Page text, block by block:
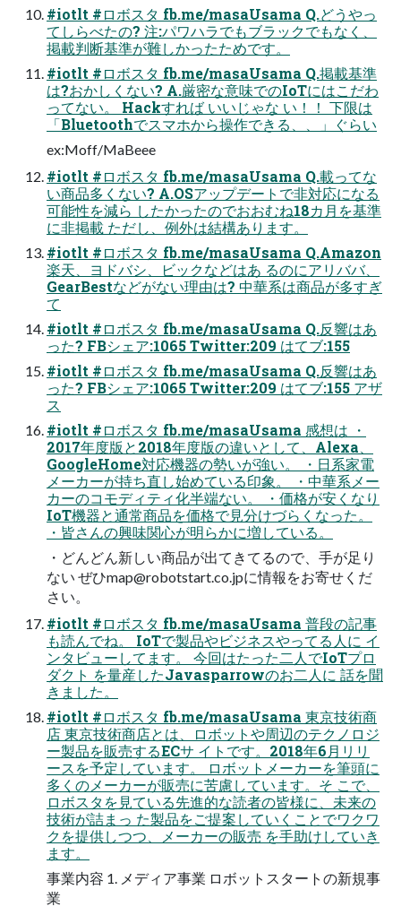
#iotlt #ロボスタ fb.me/masaUsama Q.どうやっ
てしらべたの? 注:パワハラでもブラックでもなく、
掲載判断基準が難しかったためです。
#iotlt #ロボスタ fb.me/masaUsama Q.掲載基準
は?おかしくない? A.厳密な意味でのIoTにはこだわ
ってない。 Hackすれば いいじゃな い！！ 下限は
「Bluetoothでスマホから操作できる、、」ぐらい
ex:Moff/MaBeee
#iotlt #ロボスタ fb.me/masaUsama Q.載ってな
い商品多くない? A.OSアップデートで非対応になる
可能性を減ら したかったのでおおむね18カ月を基準
に非掲載 ただし、例外は結構あります。
#iotlt #ロボスタ fb.me/masaUsama Q.Amazon
楽天、ヨドバシ、ビックなどはあ るのにアリババ、
GearBestなどがない理由は? 中華系は商品が多すぎ
て
#iotlt #ロボスタ fb.me/masaUsama Q.反響はあ
った? FBシェア:1065 Twitter:209 はてブ:155
#iotlt #ロボスタ fb.me/masaUsama Q.反響はあ
った? FBシェア:1065 Twitter:209 はてブ:155 アザ
ス
#iotlt #ロボスタ fb.me/masaUsama 感想は ・
2017年度版と2018年度版の違いとして、Alexa、
GoogleHome対応機器の勢いが強い。 ・日系家電
メーカーが持ち直し始めている印象。 ・中華系メー
カーのコモディティ化半端ない。 ・価格が安くなり
IoT機器と通常商品を価格で見分けづらくなった。
・皆さんの興味関心が明らかに増している。
・どんどん新しい商品が出てきてるので、手が足り
ない ぜひmap@robotstart.co.jpに情報をお寄せくだ
さい。
#iotlt #ロボスタ fb.me/masaUsama 普段の記事
も読んでね。 IoTで製品やビジネスやってる人に イ
ンタビューしてます。 今回はたった二人でIoTプロ
ダクト を量産したJavasparrowのお二人に 話を聞
きました。
#iotlt #ロボスタ fb.me/masaUsama 東京技術商
店 東京技術商店とは、ロボットや周辺のテクノロジ
ー製品を販売するECサ イトです。2018年6月リリ
ースを予定しています。 ロボットメーカーを筆頭に
多くのメーカーが販売に苦慮しています。そ こで、
ロボスタを見ている先進的な読者の皆様に、未来の
技術が詰まっ た製品をご提案していくことでワクワ
クを提供しつつ、メーカーの販売 を手助けしていき
ます。
事業内容 1. メディア事業 ロボットスタートの新規事
業